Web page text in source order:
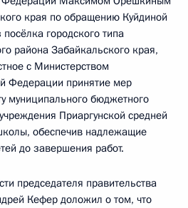
края по обращению Куйдиной
городского типа
района Забайкальского края,
с Министерством
Федерации принятие мер
муниципального бюджетного
Приаргунской средней
обеспечив надлежащие
до завершения работ.
председателя правительства
Кефер доложил о том, что